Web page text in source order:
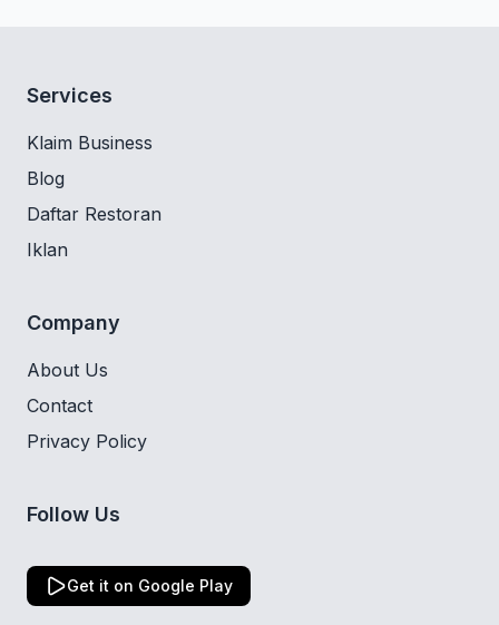
Services
Klaim Business
Blog
Daftar Restoran
Iklan
Company
About Us
Contact
Privacy Policy
Follow Us
Get it on Google Play